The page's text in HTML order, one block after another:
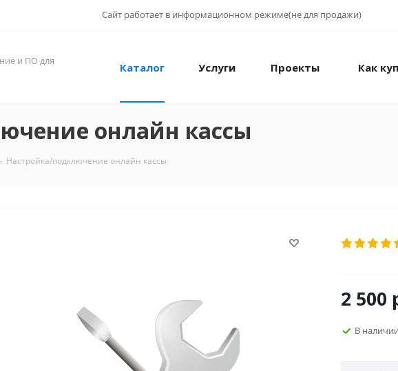
Сайт работает в информационном режиме(не для продажи)
и ПО для
Каталог Услуги Проекты Как
онлайн кассы
- Настройка/подключение онлайн кассы
2 500
В наличии